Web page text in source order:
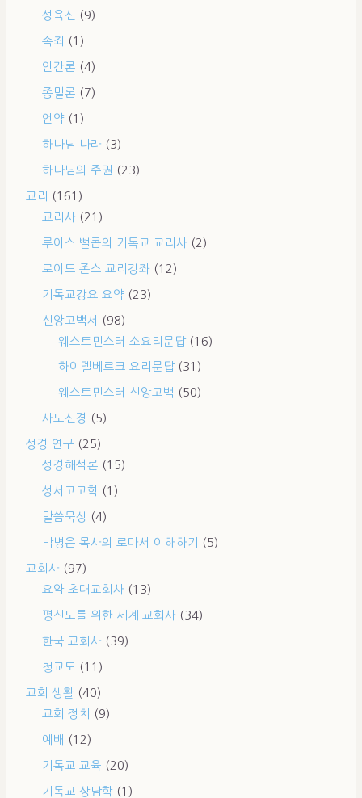
성육신 (9)
속죄 (1)
인간론 (4)
종말론 (7)
언약 (1)
하나님 나라 (3)
하나님의 주권 (23)
교리
(161)
교리사 (21)
루이스 뻘콥의 기독교 교리사 (2)
로이드 존스 교리강좌 (12)
기독교강요 요약 (23)
신앙고백서
(98)
웨스트민스터 소요리문답(16)
하이델베르크 요리문답(31)
웨스트민스터 신앙고백 (50)
사도신경 (5)
성경 연구 (25)
성경해석론 (15)
성서고고학 (1)
말씀묵상 (4)
박병은 목사의 로마서 이해하기 (5)
교회사 (97)
요약 초대교회사 (13)
평신도를 위한 세계 교회사 (34)
한국 교회사 (39)
청교도 (11)
교회 생활 (40)
교회 정치
(9)
예배 (12)
기독교 교육 (20)
기독교 상담학 (1)